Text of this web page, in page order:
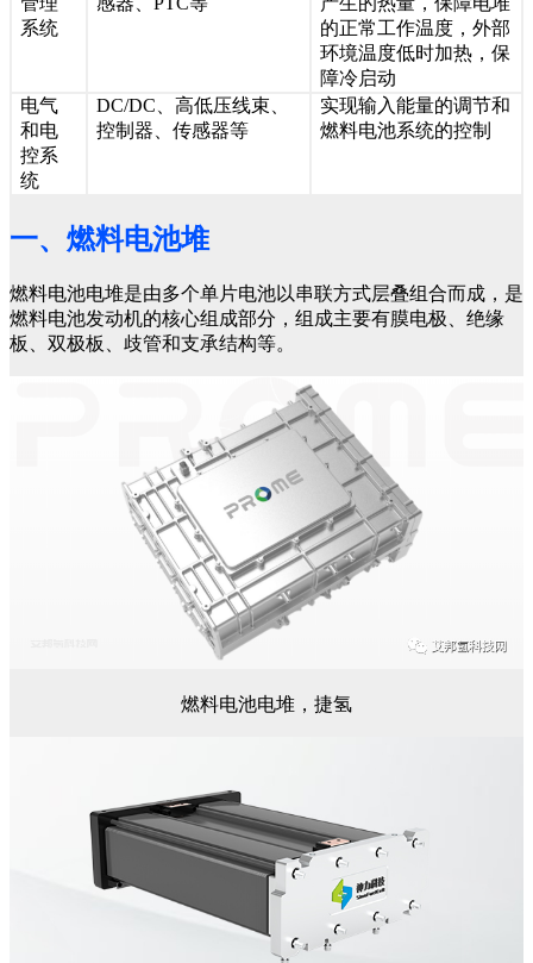
系统
的正常工作温度，外部
环境温度低时加热，保
障冷启动
电气
和电
控系
统
DC/DC、高低压线束、
控制器、传感器等
实现输入能量的调节和
燃料电池系统的控制
一、燃料电池堆
燃料电池电堆是由多个单片电池以串联方式层叠组合而成，是
燃料电池发动机的核心组成部分，组成主要有膜电极、绝缘
板、双极板、歧管和支承结构等。
燃料电池电堆，捷氢